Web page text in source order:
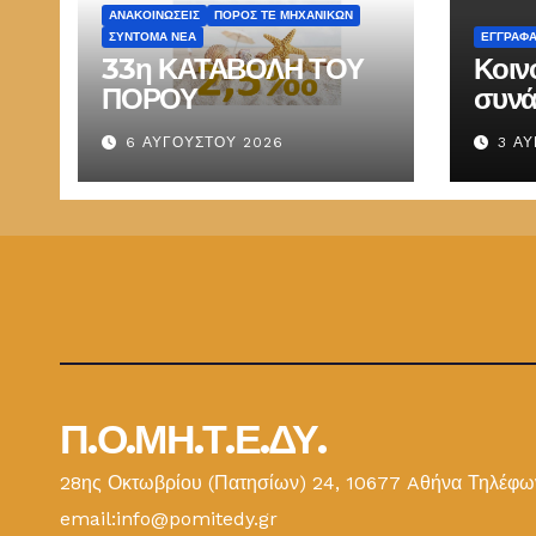
ΑΝΑΚΟΙΝΏΣΕΙΣ
ΠΌΡΟΣ ΤΕ ΜΗΧΑΝΙΚΏΝ
ΣΎΝΤΟΜΑ ΝΈΑ
33η ΚΑΤΑΒΟΛΗ ΤΟΥ
ΠΟΡΟΥ
6 ΑΥΓΟΎΣΤΟΥ 2026 3
Π.Ο.ΜΗ.Τ.Ε.ΔΥ.
28ης Οκτωβρίου (Πατησίων) 24, 10677 Aθήνα
email:info@pomitedy.gr